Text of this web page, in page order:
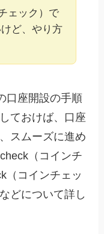
ェック）で
ど、やり方
口座開設の手順
ておけば、口座
スムーズに進め
（コインチ
（コインチェッ
どについて詳し